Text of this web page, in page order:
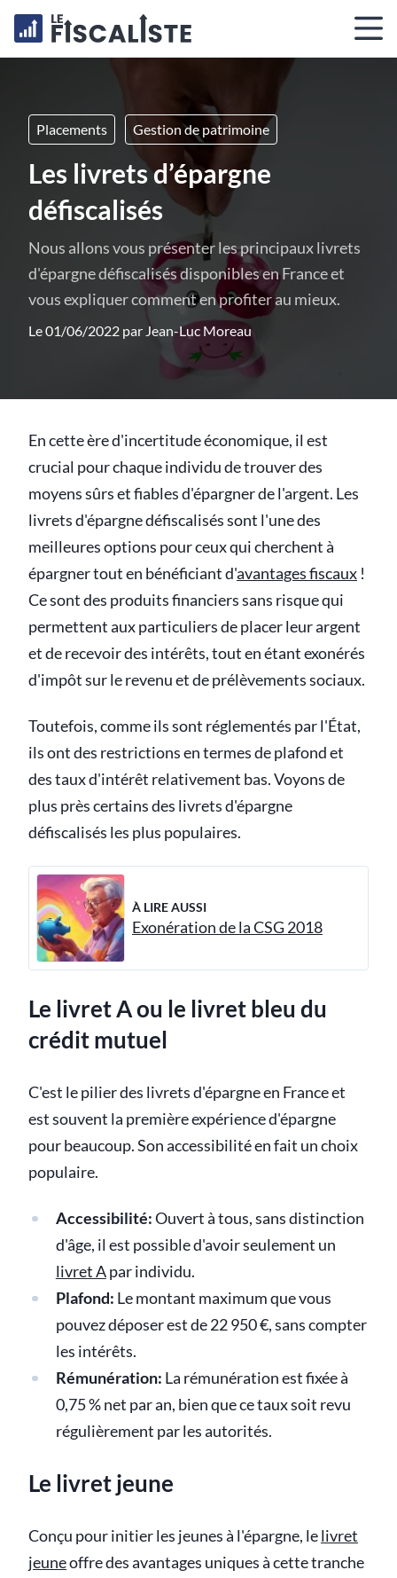
Placements Gestion de patrimoine
Les livrets d’épargne
défiscalisés
Nous allons vous présenter les principaux livrets
d'épargne défiscalisés disponibles en France et
vous expliquer comment en profiter au mieux.
Le 01/06/2022 par Jean-Luc Moreau
En cette ère d'incertitude économique, il est
crucial pour chaque individu de trouver des
moyens sûrs et fiables d'épargner de l'argent. Les
livrets d'épargne défiscalisés sont l'une des
meilleures options pour ceux qui cherchent à
épargner tout en bénéficiant d'avantages fiscaux !
Ce sont des produits financiers sans risque qui
permettent aux particuliers de placer leur argent
et de recevoir des intérêts, tout en étant exonérés
d'impôt sur le revenu et de prélèvements sociaux.
Toutefois, comme ils sont réglementés par l'État,
ils ont des restrictions en termes de plafond et
des taux d'intérêt relativement bas. Voyons de
plus près certains des livrets d'épargne
défiscalisés les plus populaires.
À LIRE AUSSI
Exonération de la CSG 2018
Le livret A ou le livret bleu du
crédit mutuel
C'est le pilier des livrets d'épargne en France et
est souvent la première expérience d'épargne
pour beaucoup. Son accessibilité en fait un choix
populaire.
Accessibilité:Ouvert à tous, sans distinction
d'âge, il est possible d'avoir seulement un
livret Apar individu.
Plafond: Le montant maximum que vous
pouvez déposer est de 22 950 €, sans compter
les intérêts.
Rémunération: La rémunération est fixée à
0,75 % net par an, bien que ce taux soit revu
régulièrement par les autorités.
Le livret jeune
Conçu pour initier les jeunes à l'épargne, lelivret
jeuneoffre des avantages uniques à cette tranche